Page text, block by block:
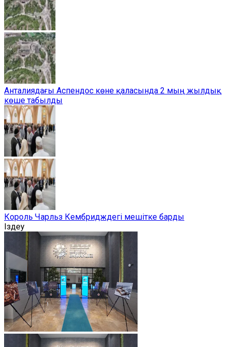
Анталиядағы Аспендос көне қаласында 2 мың жылдық
көше табылды
Король Чарльз Кембридждегі мешітке барды
Іздеу